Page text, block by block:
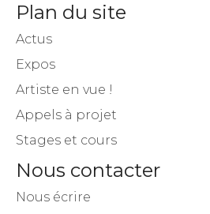
Plan du site
Actus
Expos
Artiste en vue !
Appels à projet
Stages et cours
Nous contacter
Nous écrire